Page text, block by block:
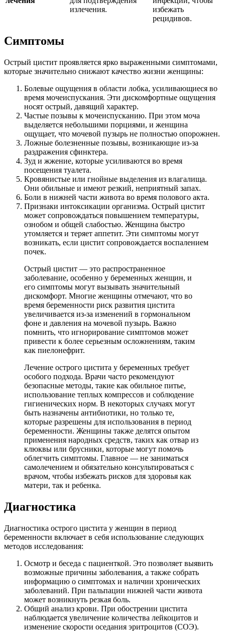
излечения.
избежать
рецидивов.
Симптомы
Острый цистит проявляется ярко выраженными симптомами,
которые значительно снижают качество жизни женщины:
Болевые ощущения в области лобка, усиливающиеся во
время мочеиспускания. Эти дискомфортные ощущения
носят острый, давящий характер.
Частые позывы к мочеиспусканию. При этом моча
выделяется небольшими порциями, и женщина
ощущает, что мочевой пузырь не полностью опорожнен.
Ложные болезненные позывы, возникающие из-за
раздражения сфинктера.
Зуд и жжение, которые усиливаются во время
посещения туалета.
Кровянистые или гнойные выделения из влагалища.
Они обильные и имеют резкий, неприятный запах.
Боли в нижней части живота во время полового акта.
Признаки интоксикации организма. Острый цистит
может сопровождаться повышением температуры,
ознобом и общей слабостью. Женщина быстро
утомляется и теряет аппетит. Эти симптомы могут
возникать, если цистит сопровождается воспалением
почек.
Острый цистит — это распространенное
заболевание, особенно у беременных женщин, и
его симптомы могут вызывать значительный
дискомфорт. Многие женщины отмечают, что во
время беременности риск развития цистита
увеличивается из-за изменений в гормональном
фоне и давления на мочевой пузырь. Важно
помнить, что игнорирование симптомов может
привести к более серьезным осложнениям, таким
как пиелонефрит.
Лечение острого цистита у беременных требует
особого подхода. Врачи часто рекомендуют
безопасные методы, такие как обильное питье,
использование теплых компрессов и соблюдение
гигиенических норм. В некоторых случаях могут
быть назначены антибиотики, но только те,
которые разрешены для использования в период
беременности. Женщины также делятся опытом
применения народных средств, таких как отвар из
клюквы или брусники, которые могут помочь
облегчить симптомы. Главное — не заниматься
самолечением и обязательно консультироваться с
врачом, чтобы избежать рисков для здоровья как
матери, так и ребенка.
Диагностика
Диагностика острого цистита у женщин в период
беременности включает в себя использование следующих
методов исследования:
Осмотр и беседа с пациенткой. Это позволяет выявить
возможные причины заболевания, а также собрать
информацию о симптомах и наличии хронических
заболеваний. При пальпации нижней части живота
может возникнуть резкая боль.
Общий анализ крови. При обострении цистита
наблюдается увеличение количества лейкоцитов и
изменение скорости оседания эритроцитов (СОЭ).